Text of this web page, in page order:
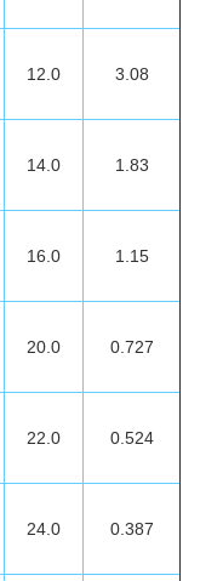
12.0 3.08
14.0 1.83
16.0 1.15
20.0 0.727
22.0 0.524
24.0 0.387